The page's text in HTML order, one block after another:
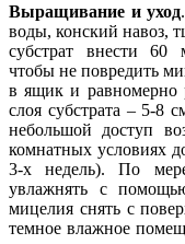
Выращивание и уход
воды, конский навоз,
субстрат внести 60
чтобы не повредить
в ящик и равномерно
слоя субстрата – 5-8
небольшой доступ
комнатных условиях
3-х недель). По
увлажнять с
мицелия снять с
темное влажное